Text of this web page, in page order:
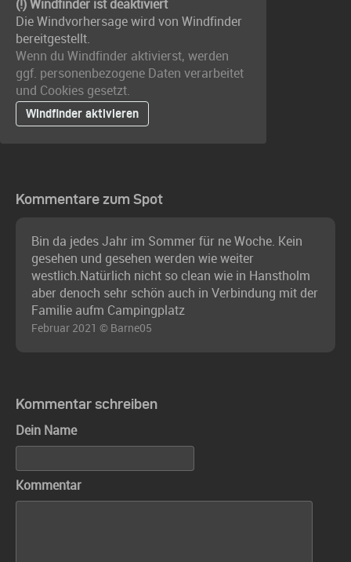
(!) Windfinder ist deaktiviert
Die Windvorhersage wird von Windfinder
bereitgestellt.
Wenn du Windfinder aktivierst, werden
ggf. personenbezogene Daten verarbeitet
und Cookies gesetzt.
Windfinder aktivieren
Kommentare zum Spot
Bin da jedes Jahr im Sommer für ne Woche. Kein
gesehen und gesehen werden wie weiter
westlich.Natürlich nicht so clean wie in Hanstholm
aber denoch sehr schön auch in Verbindung mit der
Familie aufm Campingplatz
Februar 2021 © Barne05
Kommentar schreiben
Dein Name
Kommentar